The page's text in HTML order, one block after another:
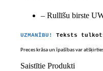
– Rullīšu birste
UZMANĪBU! Teksts
Preces krāsa un īpašības var
Saistītie Produkti